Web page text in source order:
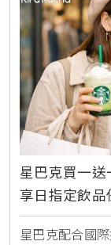
星巴克買一
享日指定飲品
星巴克配合國